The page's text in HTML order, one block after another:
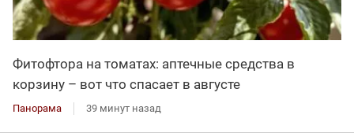
Фитофтора на томатах: аптечные средства в
корзину – вот что спасает в августе
Панорама 39 минут назад